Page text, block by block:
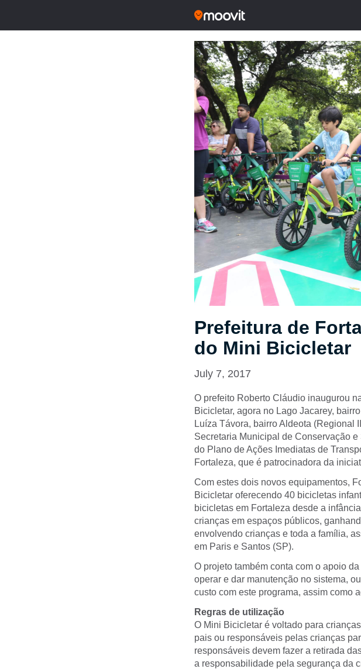
Prefeitura de
do Mini Bicicletar
July 7, 2017
O prefeito Roberto Cláudio inaugurou
Bicicletar, agora no Lago Jacarey,
Luíza Távora, bairro Aldeota (Regional
Secretaria Municipal de Conservação
do Plano de Ações Imediatas de
Fortaleza, que é patrocinadora da
Com estes dois novos equipamentos,
Bicicletar oferecendo 40 bicicletas
bicicletas em Fortaleza desde a
crianças em espaços públicos,
envolvendo crianças e toda a família,
em Paris e Santos (SP).
O projeto também conta com o apoio
operar e dar manutenção no sistema,
custo com este programa, assim como
Regras de utilização
O Mini Bicicletar é voltado para
pais ou responsáveis pelas crianças
responsáveis devem fazer a retirada
a responsabilidade pela segurança da